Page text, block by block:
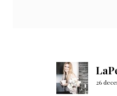
26